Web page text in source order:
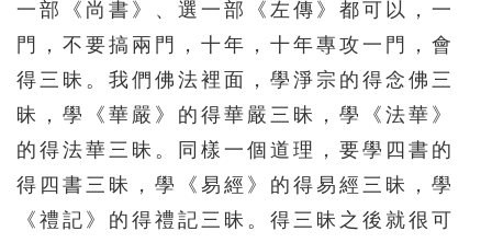
一部《尚書》、選一部《左傳》都可以，一
門，不要搞兩門，十年，十年專攻一門，會
得三昧。我們佛法裡面，學淨宗的得念佛三
昧，學《華嚴》的得華嚴三昧，學《法華》
的得法華三昧。同樣一個道理，要學四書的
得四書三昧，學《易經》的得易經三昧，學
《禮記》的得禮記三昧。得三昧之後就很可